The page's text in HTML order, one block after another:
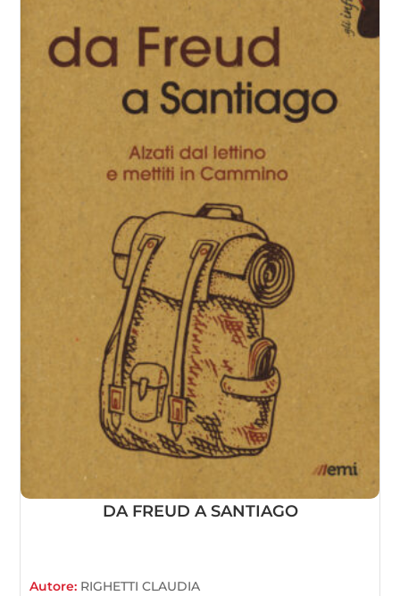
DA FREUD A SANTIAGO
Autore: RIGHETTI CLAUDIA